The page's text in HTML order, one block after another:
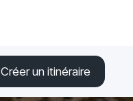
Créer un itinéraire